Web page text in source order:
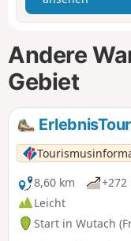
Andere
Gebiet
8,60 km
+272
Leicht
Start in Wutach